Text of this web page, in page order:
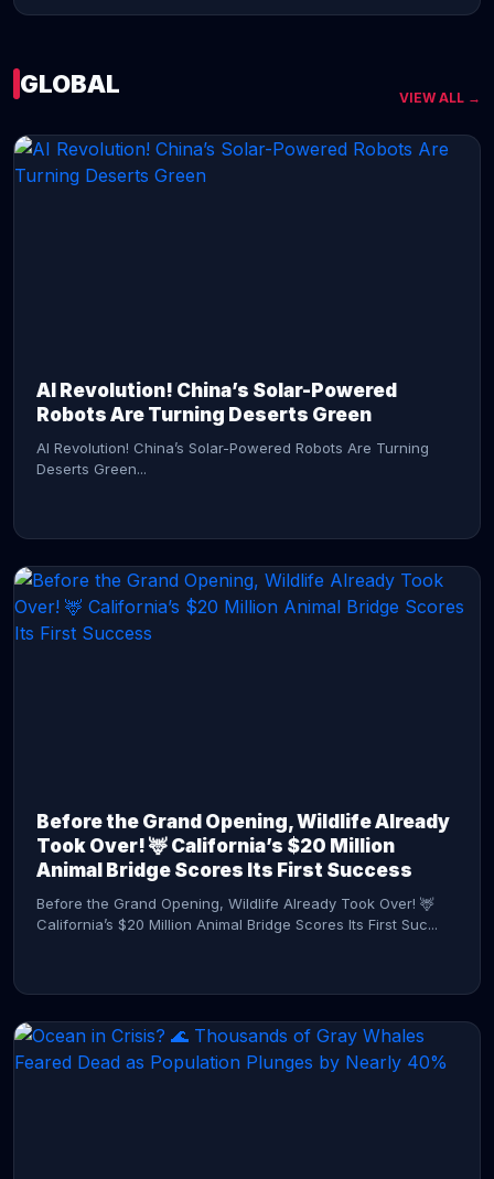
GLOBAL VIEW ALL →
AI Revolution! China’s Solar-Powered
Robots Are Turning Deserts Green
AI Revolution! China’s Solar-Powered Robots Are Turning
Deserts Green...
Before the Grand Opening, Wildlife Already
Took Over! 🦌 California’s $20 Million
Animal Bridge Scores Its First Success
Before the Grand Opening, Wildlife Already Took Over! 🦌
California’s $20 Million Animal Bridge Scores Its First Suc...